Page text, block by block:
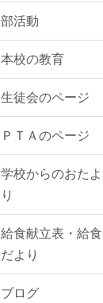
部活動
本校の教育
生徒会のページ
ＰＴＡのページ
学校からのおたよ
り
給食献立表・給食
だより
ブログ